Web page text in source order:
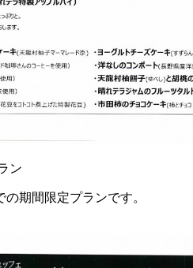
ン
期間限定プランです。